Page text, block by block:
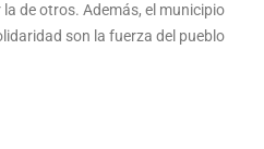
de otros. Además, el municipio
son la fuerza del pueblo